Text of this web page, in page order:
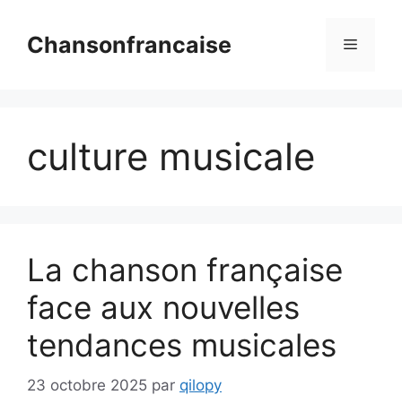
contenuChansonfrancaise Menu
culture musicale
La chanson française
face aux nouvelles
tendances musicales
23 octobre 2025 par qilopy